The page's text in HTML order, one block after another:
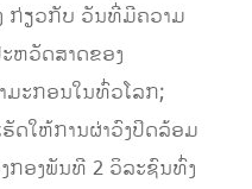
ກ່ຽວກັບ ວັນທີ່ມີຄວາມ
ຫວັດສາດຂອງ
ມະກອນໃນທົ່ວໂລກ;
ດໃຫ້ການຜ່າວົງປິດລ້ອມ
ກອງພັນທີ 2 ວິລະຊົນທົ່ງ